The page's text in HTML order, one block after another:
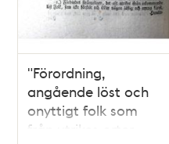
"Förordning,
angående löst och
onyttigt folk som
från utrikes orter